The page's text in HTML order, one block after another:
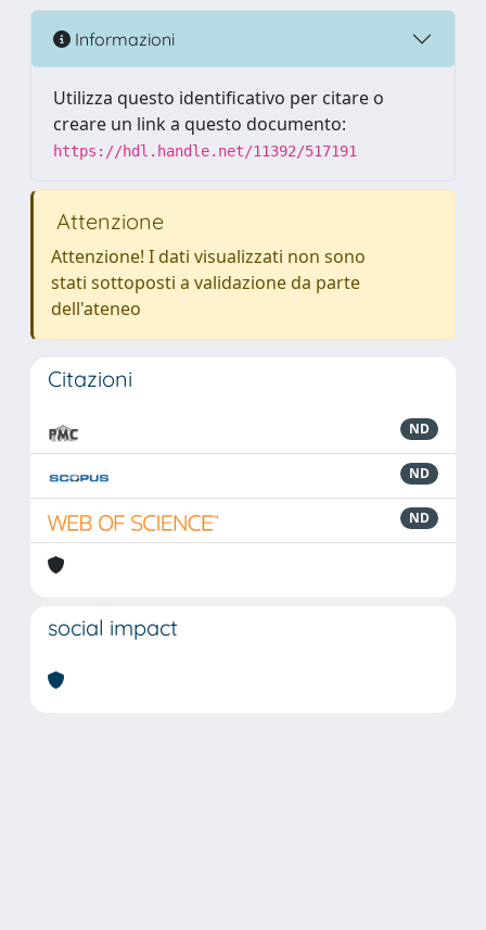
Informazioni
Utilizza questo identificativo per citare o
creare un link a questo documento:
https://hdl.handle.net/11392/517191
Attenzione
Attenzione! I dati visualizzati non sono
stati sottoposti a validazione da parte
dell'ateneo
Citazioni
ND
ND
ND
social impact